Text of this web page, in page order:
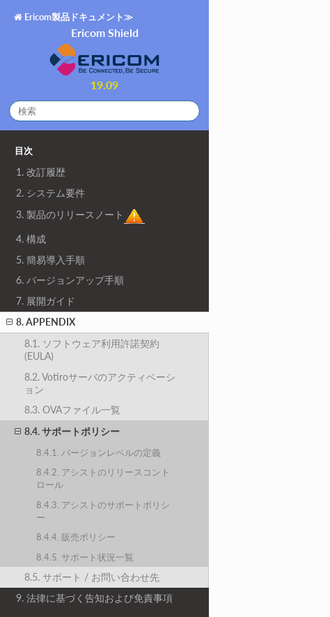
Ericom製品ドキュメント≫
Ericom Shield
19.09
目次
1. 改訂履歴
2. システム要件
3. 製品のリリースノート
4. 構成
5. 簡易導入手順
6. バージョンアップ手順
7. 展開ガイド
8. APPENDIX
8.1. ソフトウェア利用許諾契約
(EULA)
8.2. Votiroサーバのアクティベーシ
ョン
8.3. OVAファイル一覧
8.4. サポートポリシー
8.4.1. バージョンレベルの定義
8.4.2. アシストのリリースコント
ロール
8.4.3. アシストのサポートポリシ
ー
8.4.4. 販売ポリシー
8.4.5. サポート状況一覧
8.5. サポート / お問い合わせ先
9. 法律に基づく告知および免責事項